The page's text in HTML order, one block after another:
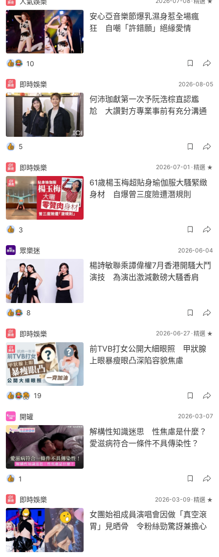
安心亞音樂節爆乳濕身惹全場瘋
狂 自嘲「許錯願」絕緣愛情
10
即時娛樂 2026-08-05
何沛珈獻第一次予阮浩棕直認尷
尬 大讚對方專業事前有充分溝通
5
即時娛樂 2026-07-01 精選 ★
61歲楊玉梅超貼身瑜伽服大騷緊緻
身材 自爆曾三度險遭潛規則
3
眾樂迷 2026-06-04
楊詩敏聯乘譚偉權7月香港開騷大鬥
演技 為演出激減數磅大騷香肩
8
即時娛樂 2026-06-27 精選 ★
前TVB打女公開大細眼照 甲狀腺
上眼暴瘦眼凸深陷容貌焦慮
19
開罐 2026-03-07
解構性知識迷思 性焦慮是什麼？
愛滋病符合一條件不具傳染性？
1
即時娛樂 2026-03-09 精選 ★
女團始祖成員演唱會因做「真空滾
胃」見晒骨 令粉絲勁驚訝兼擔心